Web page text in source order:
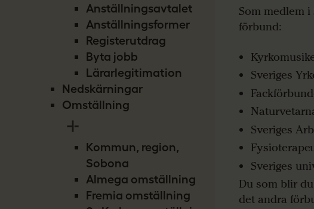
Anställningsavtalet
Anställningsformer
Registerutdrag
Byta jobb
Lärarlegitimation
Nedskärningar
Omställning
Kommun, region,
Sobona
Almega omställning
Fremia omställning
Som medlem
förbund:
Sveriges
Sveriges
Sveriges
Du som blir
det andra